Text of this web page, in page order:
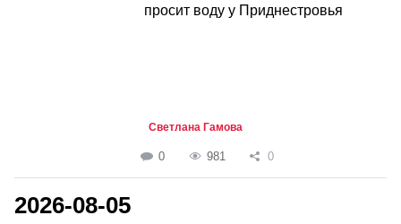
просит воду у Приднестровья
Светлана Гамова
0 981 0
2026-08-05